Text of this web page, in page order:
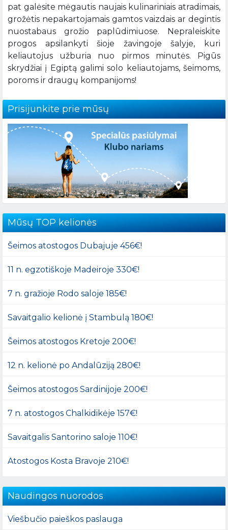
pat galėsite mėgautis naujais kulinariniais atradimais,
grožėtis nepakartojamais gamtos vaizdais ar degintis
nuostabaus grožio paplūdimiuose. Nepraleiskite
progos apsilankyti šioje žavingoje šalyje, kuri
keliautojus užburia nuo pirmos minutės. Pigūs
skrydžiai į Egiptą galimi solo keliautojams, šeimoms,
poroms ir draugų kompanijoms!
Prisijunkite prie mūsų
Mūsų TOP kelionės
Šeimos atostogos Dubajuje 456€!
11 n. egzotiškoje Madeiroje 330€!
7 n. gražioje Rodo saloje 185€!
Savaitgalio kelionė į Stambulą 180€!
Šeimos atostogos Kretoje 200€!
12 n. kelionė po Andalūziją 280€!
Šeimos atostogos Sardinijoje 200€!
7 n. atostogos Chalkidikėje 157€!
Savaitgalis Santorino saloje 110€!
Atostogos Kosta Bravoje 210€!
Naudingos nuorodos
Viešbučio paieškos paslauga